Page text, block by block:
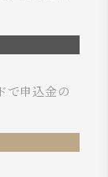
で申込金の